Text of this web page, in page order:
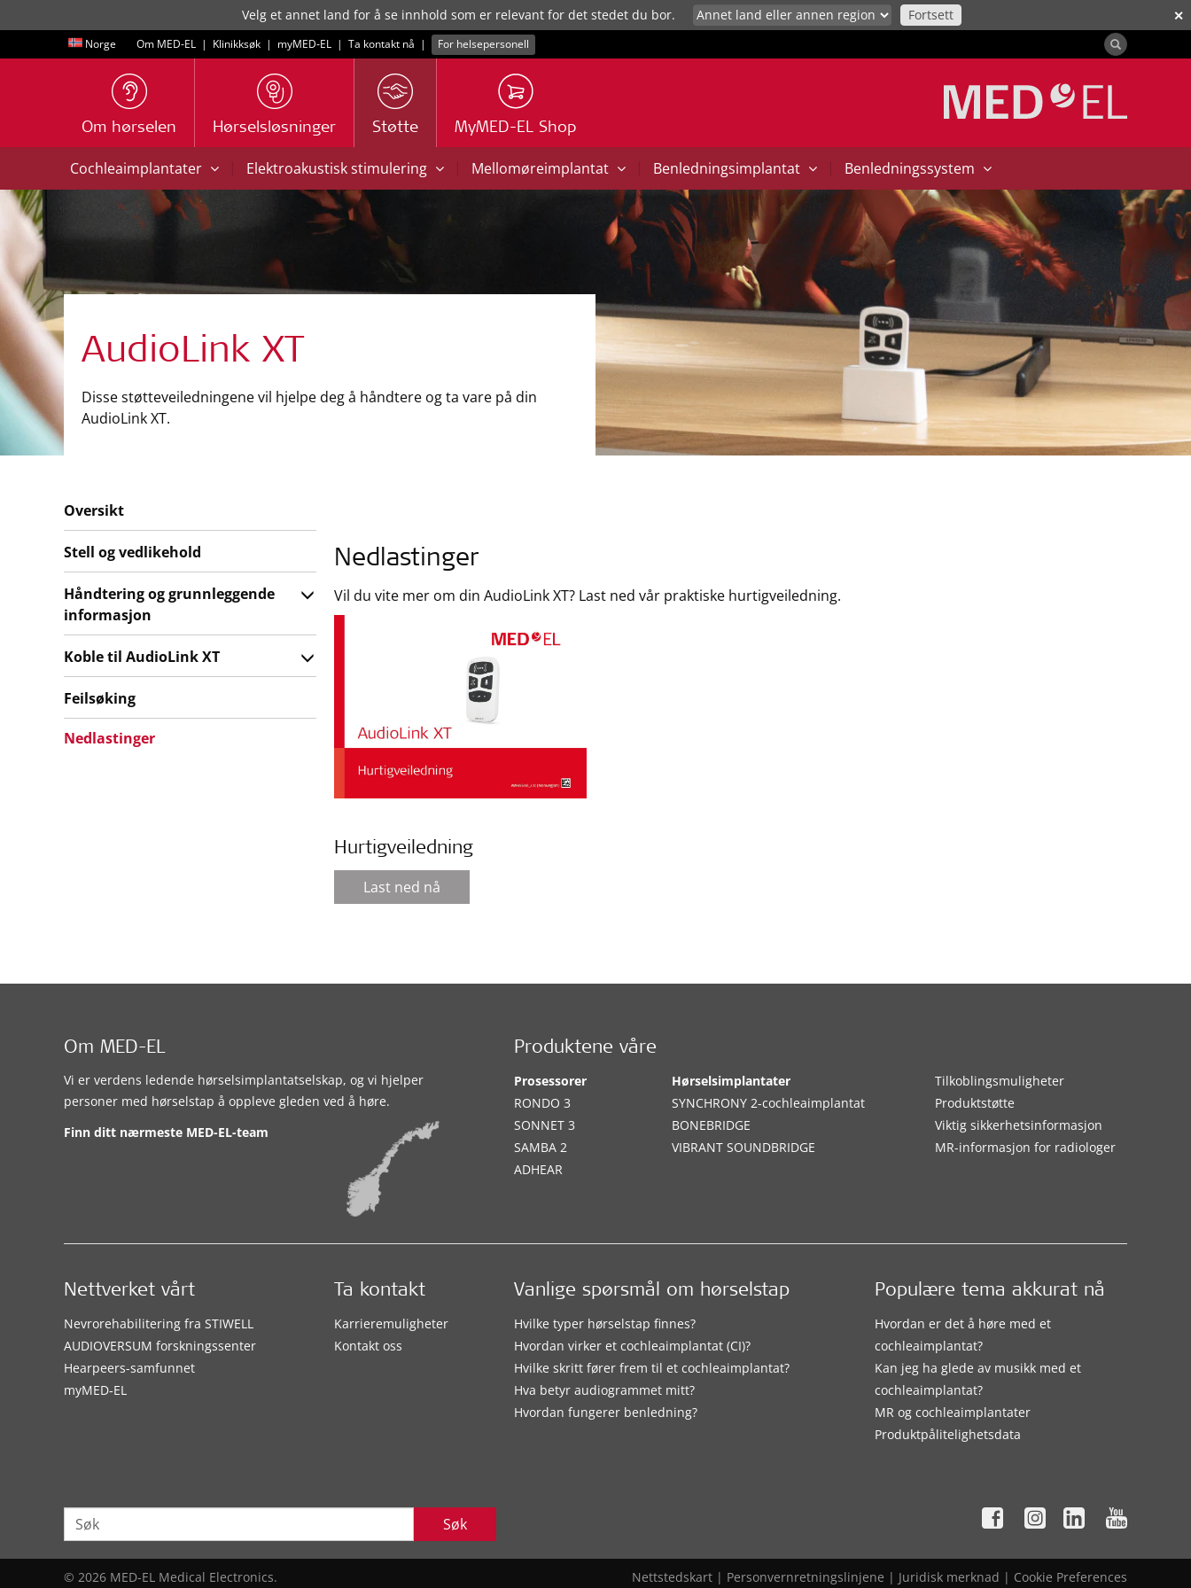
✕
Velg et annet land for å se innhold som er relevant for det stedet du bor. Fortsett
Norge Om MED-EL | Klinikksøk | myMED‑EL | Ta kontakt nå | For helsepersonell
Om hørselen Hørselsløsninger Støtte MyMED-EL Shop
Cochleaimplantater | Elektroakustisk stimulering | Mellomøreimplantat | Benledningsimplantat | Benledningssystem
AudioLink XT
Disse støtteveiledningene vil hjelpe deg å håndtere og ta vare på din
AudioLink XT.
Nedlastinger
Vil du vite mer om din AudioLink XT? Last ned vår praktiske hurtigveiledning.
Hurtigveiledning
Last ned nå
Oversikt
Stell og vedlikehold
Håndtering og grunnleggende
informasjon
Koble til AudioLink XT
Feilsøking
Nedlastinger
Om MED-EL
Vi er verdens ledende hørselsimplantatselskap, og vi hjelper
personer med hørselstap å oppleve gleden ved å høre.
Finn ditt nærmeste MED-EL-team
Produktene våre
Prosessorer
RONDO 3
SONNET 3
SAMBA 2
ADHEAR
Hørselsimplantater
SYNCHRONY 2-cochleaimplantat
BONEBRIDGE
VIBRANT SOUNDBRIDGE
Tilkoblingsmuligheter
Produktstøtte
Viktig sikkerhetsinformasjon
MR-informasjon for radiologer
Vanlige spørsmål om hørselstap
Hvilke typer hørselstap finnes?
Hvordan virker et cochleaimplantat (CI)?
Hvilke skritt fører frem til et cochleaimplantat?
Hva betyr audiogrammet mitt?
Hvordan fungerer benledning?
Populære tema akkurat nå
Hvordan er det å høre med et
cochleaimplantat?
Kan jeg ha glede av musikk med et
cochleaimplantat?
MR og cochleaimplantater
Produktpålitelighetsdata
Nettverket vårt
Nevrorehabilitering fra STIWELL
AUDIOVERSUM forskningssenter
Hearpeers-samfunnet
myMED‑EL
Ta kontakt
Karrieremuligheter
Kontakt oss
Søk
© 2026 MED-EL Medical Electronics.
Nettstedskart | Personvernretningslinjene | Juridisk merknad | Cookie Preferences